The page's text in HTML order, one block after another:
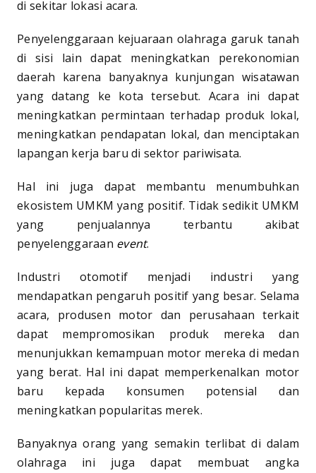
di sekitar lokasi acara.
Penyelenggaraan kejuaraan olahraga garuk tanah
di sisi lain dapat meningkatkan perekonomian
daerah karena banyaknya kunjungan wisatawan
yang datang ke kota tersebut. Acara ini dapat
meningkatkan permintaan terhadap produk lokal,
meningkatkan pendapatan lokal, dan menciptakan
lapangan kerja baru di sektor pariwisata.
Hal ini juga dapat membantu menumbuhkan
ekosistem UMKM yang positif. Tidak sedikit UMKM
yang penjualannya terbantu akibat
penyelenggaraan event.
Industri otomotif menjadi industri yang
mendapatkan pengaruh positif yang besar. Selama
acara, produsen motor dan perusahaan terkait
dapat mempromosikan produk mereka dan
menunjukkan kemampuan motor mereka di medan
yang berat. Hal ini dapat memperkenalkan motor
baru kepada konsumen potensial dan
meningkatkan popularitas merek.
Banyaknya orang yang semakin terlibat di dalam
olahraga ini juga dapat membuat angka